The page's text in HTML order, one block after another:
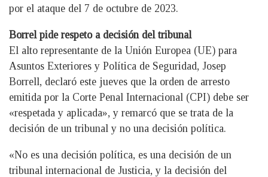
por el ataque del 7 de octubre de 2023.
Borrel pide respeto a decisión del tribunal
El alto representante de la Unión Europea (UE) para
Asuntos Exteriores y Política de Seguridad, Josep
Borrell, declaró este jueves que la orden de arresto
emitida por la Corte Penal Internacional (CPI) debe ser
«respetada y aplicada», y remarcó que se trata de la
decisión de un tribunal y no una decisión política.
«No es una decisión política, es una decisión de un
tribunal internacional de Justicia, y la decisión del